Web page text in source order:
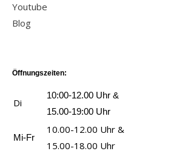
Youtube
Blog
Öffnungszeiten:
Di
10:00-12.00 Uhr &
15.00-19:00 Uhr
Mi-Fr
10.00-12.00 Uhr &
15.00-18.00 Uhr